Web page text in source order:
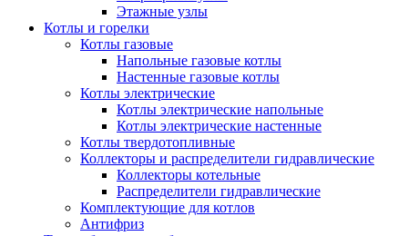
Этажные узлы
Котлы и горелки
Котлы газовые
Напольные газовые котлы
Настенные газовые котлы
Котлы электрические
Котлы электрические напольные
Котлы электрические настенные
Котлы твердотопливные
Коллекторы и распределители гидравлические
Коллекторы котельные
Распределители гидравлические
Комплектующие для котлов
Антифриз